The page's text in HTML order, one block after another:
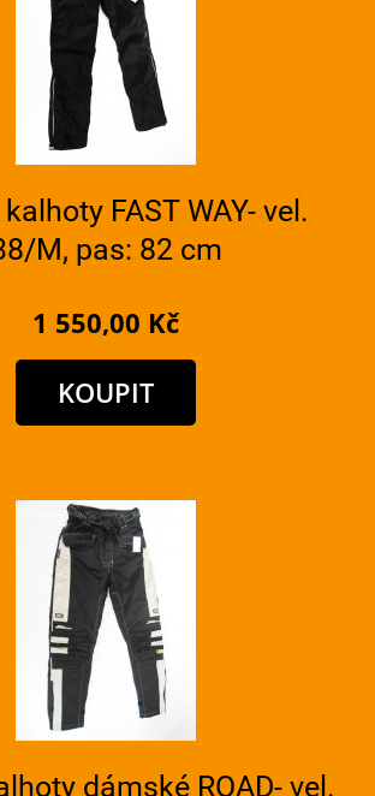
FAST WAY- vel.
M, pas: 82 cm
1 550,00 Kč
dámské ROAD- vel.